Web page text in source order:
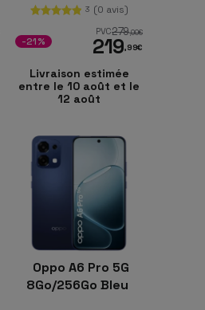
3 (0 avis)
PVC279,00€
219,99€
-21%
Livraison estimée
entre le 10 août et le
12 août
Oppo A6 Pro 5G
8Go/256Go Bleu